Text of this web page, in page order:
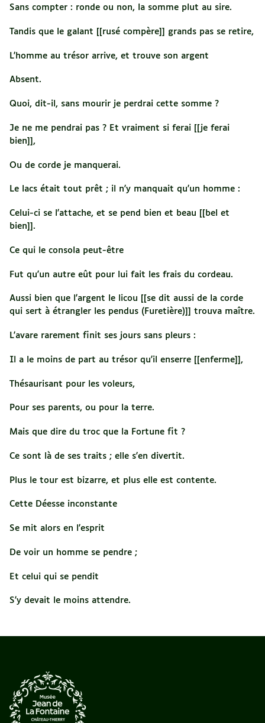
Sans compter : ronde ou non, la somme plut au sire.
Tandis que le galant [[rusé compère]] grands pas se retire,
L'homme au trésor arrive, et trouve son argent
Absent.
Quoi, dit-il, sans mourir je perdrai cette somme ?
Je ne me pendrai pas ? Et vraiment si ferai [[je ferai
bien]],
Ou de corde je manquerai.
Le lacs était tout prêt ; il n'y manquait qu'un homme :
Celui-ci se l'attache, et se pend bien et beau [[bel et
bien]].
Ce qui le consola peut-être
Fut qu'un autre eût pour lui fait les frais du cordeau.
Aussi bien que l'argent le licou [[se dit aussi de la corde
qui sert à étrangler les pendus (Furetière)]] trouva maître.
L'avare rarement finit ses jours sans pleurs :
Il a le moins de part au trésor qu'il enserre [[enferme]],
Thésaurisant pour les voleurs,
Pour ses parents, ou pour la terre.
Mais que dire du troc que la Fortune fit ?
Ce sont là de ses traits ; elle s'en divertit.
Plus le tour est bizarre, et plus elle est contente.
Cette Déesse inconstante
Se mit alors en l'esprit
De voir un homme se pendre ;
Et celui qui se pendit
S'y devait le moins attendre.